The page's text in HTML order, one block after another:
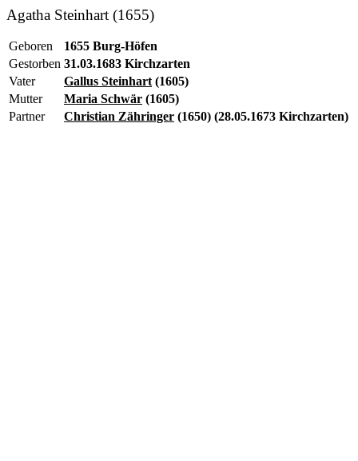
Agatha Steinhart (1655)
Geboren
1655 Burg-Höfen
Gestorben 31.03.1683 Kirchzarten
Vater
Gallus Steinhart (1605)
Mutter
Maria Schwär (1605)
Partner
Christian Zähringer (1650) (28.05.1673 Kirchzarten)